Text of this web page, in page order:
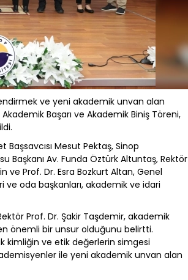
ve yeni akademik unvan alan
Başarı ve Akademik Biniş Töreni,
Mesut Pektaş, Sinop
Başkanı Av. Funda Öztürk Altuntaş, Rektör
ve Prof. Dr. Esra Bozkurt Altan, Genel
oda başkanları, akademik ve idari
Prof. Dr. Şakir Taşdemir, akademik
önemli bir unsur olduğunu belirtti.
kimliğin ve etik değerlerin simgesi
ile yeni akademik unvan alan